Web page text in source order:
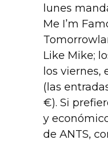
lunes
Me I’m
Like Mike;
los viernes,
(las
€). Si
y
de ANTS,